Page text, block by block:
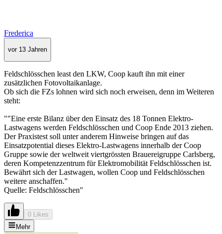
Frederica
vor 13 Jahren
Feldschlösschen least den LKW, Coop kauft ihn mit einer
zusätzlichen Fotovoltaikanlage.
Ob sich die FZs lohnen wird sich noch erweisen, denn im Weiteren
steht:
""Eine erste Bilanz über den Einsatz des 18 Tonnen Elektro-
Lastwagens werden Feldschlösschen und Coop Ende 2013 ziehen.
Der Praxistest soll unter anderem Hinweise bringen auf das
Einsatzpotential dieses Elektro-Lastwagens innerhalb der Coop
Gruppe sowie der weltweit viertgrössten Brauereigruppe Carlsberg,
deren Kompetenzzentrum für Elektromobilität Feldschlösschen ist.
Bewährt sich der Lastwagen, wollen Coop und Feldschlösschen
weitere anschaffen."
Quelle: Feldschlösschen"
0 Likes
Mehr